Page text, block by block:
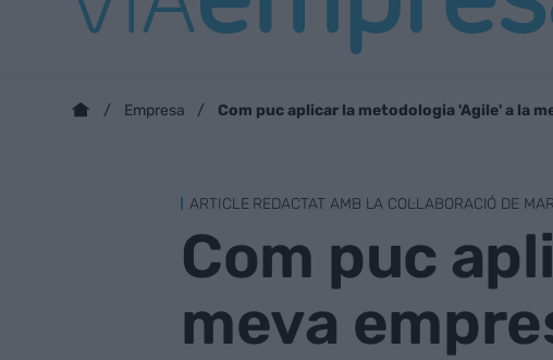
Empresa Com puc aplicar la metodologia 'Agile' a la
ARTICLE REDACTAT AMB LA COL·LABORACIÓ DE
Com puc
meva